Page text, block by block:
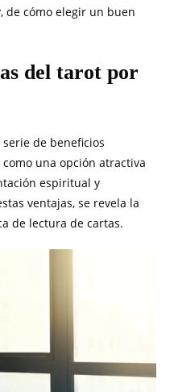
de cómo elegir un buen
del tarot por
de beneficios
una opción atractiva
espiritual y
ventajas, se revela la
de lectura de cartas.